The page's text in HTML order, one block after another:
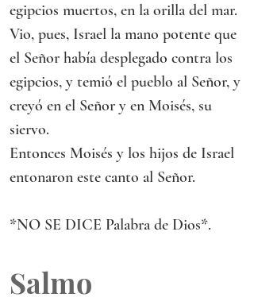
egipcios muertos, en la orilla del mar.
Vio, pues, Israel la mano potente que
el Señor había desplegado contra los
egipcios, y temió el pueblo al Señor, y
creyó en el Señor y en Moisés, su
siervo.
Entonces Moisés y los hijos de Israel
entonaron este canto al Señor.
*NO SE DICE Palabra de Dios*.
Salmo